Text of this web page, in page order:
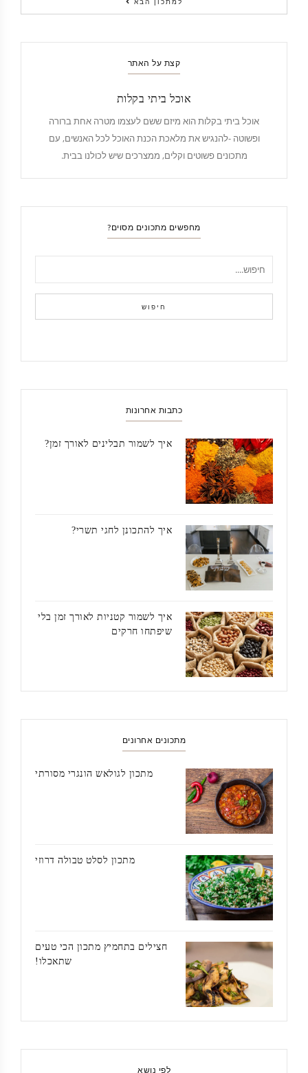
קצת על האתר
אוכל ביתי בקלות
אוכל ביתי בקלות הוא מיזם ששם לעצמו מטרה אחת ברורה
ופשוטה -להנגיש את מלאכת הכנת האוכל לכל האנשים, עם
מתכונים פשוטים וקלים, ממצרכים שיש לכולנו בבית.
מחפשים מתכונים מסוים?
חיפוש
כתבות אחרונות
איך לשמור תבלינים לאורך זמן?
איך להתכונן לחגי תשרי?
איך לשמור קטניות לאורך זמן בלי
שיפתחו חרקים
מתכונים אחרונים
מתכון לגולאש הונגרי מסורתי
מתכון לסלט טבולה דרוזי
חצילים בתחמיץ מתכון הכי טעים
שתאכלו!
לפי נושא